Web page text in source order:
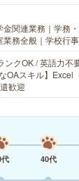
金関連業務｜学務
業務全般｜学校行
ンクOK / 英語力不
OAスキル】Excel
歓迎
40代